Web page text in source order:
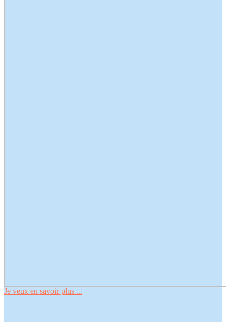
Je veux en savoir plus ...